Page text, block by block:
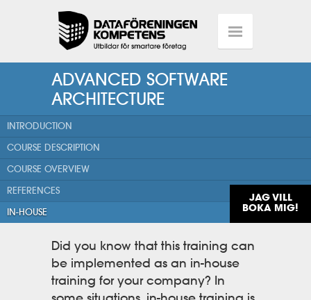
ADVANCED SOFTWARE
ARCHITECTURE
INTRODUCTION
COURSE DESCRIPTION
COURSE OVERVIEW
REFERENCES
IN-HOUSE
JAG VILL
BOKA MIG!
Did you know that this training can
be implemented as an in-house
training for your company? In